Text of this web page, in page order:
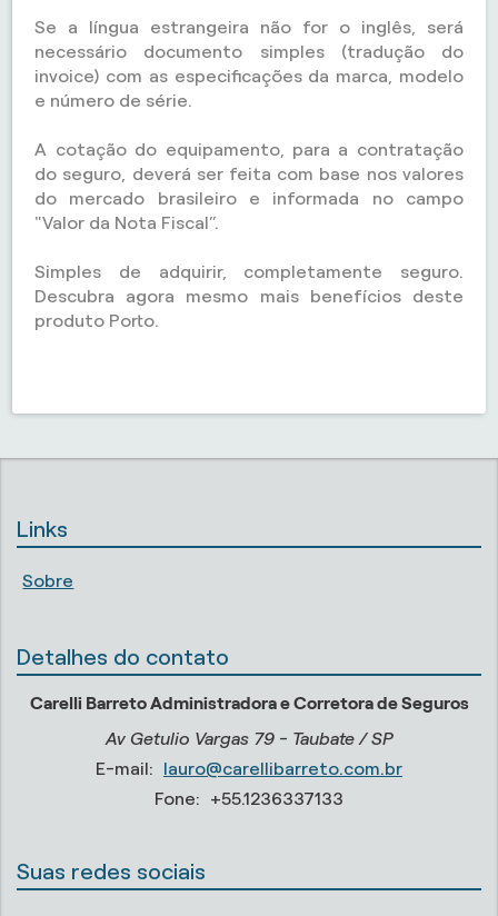
Se a língua estrangeira não for o inglês, será
necessário documento simples (tradução do
invoice) com as especificações da marca, modelo
e número de série.
A cotação do equipamento, para a contratação
do seguro, deverá ser feita com base nos valores
do mercado brasileiro e informada no campo
"Valor da Nota Fiscal”.
Simples de adquirir, completamente seguro.
Descubra agora mesmo mais benefícios deste
produto Porto.
Links
Sobre
Detalhes do contato
Carelli Barreto Administradora e Corretora de Seguros
Av Getulio Vargas 79 - Taubate / SP
E-mail:
lauro@carellibarreto.com.br
Fone:
+55.1236337133
Suas redes sociais